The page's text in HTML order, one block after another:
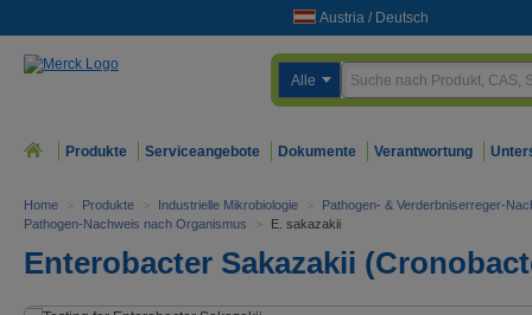
Austria / Deutsch
Alle
Produkte Serviceangebote Dokumente Verantwortung
Home > Produkte > Industrielle Mikrobiologie >
Pathogen- & Verderbniserreger-
Pathogen-Nachweis nach Organismus
> E. sakazakii
Enterobacter Sakazakii